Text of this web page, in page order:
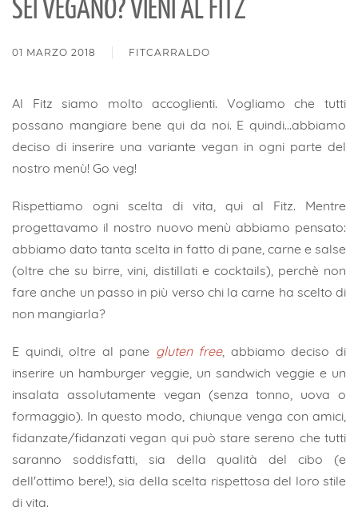
SEI VEGANO? VIENI AL FITZ
01 MARZO 2018 FITCARRALDO
Al Fitz siamo molto accoglienti. Vogliamo che tutti
possano mangiare bene qui da noi. E quindi...abbiamo
deciso di inserire una variante vegan in ogni parte del
nostro menù! Go veg!
Rispettiamo ogni scelta di vita, qui al Fitz. Mentre
progettavamo il nostro nuovo menù abbiamo pensato:
abbiamo dato tanta scelta in fatto di pane, carne e salse
(oltre che su birre, vini, distillati e cocktails), perchè non
fare anche un passo in più verso chi la carne ha scelto di
non mangiarla?
E quindi, oltre al pane gluten free, abbiamo deciso di
inserire un hamburger veggie, un sandwich veggie e un
insalata assolutamente vegan (senza tonno, uova o
formaggio). In questo modo, chiunque venga con amici,
fidanzate/fidanzati vegan qui può stare sereno che tutti
saranno soddisfatti, sia della qualità del cibo (e
dell'ottimo bere!), sia della scelta rispettosa del loro stile
di vita.